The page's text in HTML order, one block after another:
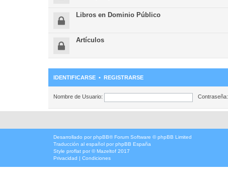
Libros en Dominio Público
Artículos
IDENTIFICARSE • REGISTRARSE
Nombre de Usuario: Contraseña:
Desarrollado por phpBB® Forum Software © phpBB Limited
Traducción al español por phpBB España
Style proflat por ©Mazeltof 2017
Privacidad | Condiciones